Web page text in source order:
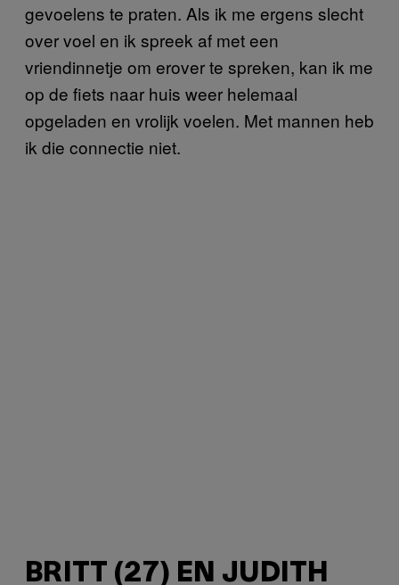
gevoelens te praten. Als ik me ergens slecht
over voel en ik spreek af met een
vriendinnetje om erover te spreken, kan ik me
op de fiets naar huis weer helemaal
opgeladen en vrolijk voelen. Met mannen heb
ik die connectie niet.
BRITT (27) EN JUDITH